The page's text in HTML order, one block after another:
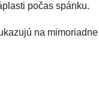
počas spánku.
na